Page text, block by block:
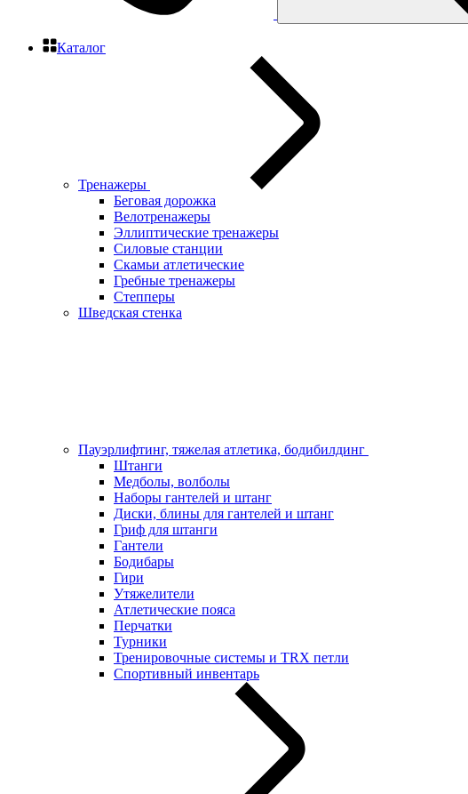
Каталог
Тренажеры
Беговая дорожка
Велотренажеры
Эллиптические тренажеры
Силовые станции
Скамьи атлетические
Гребные тренажеры
Степперы
Шведская стенка
Пауэрлифтинг, тяжелая атлетика, бодибилдинг
Штанги
Медболы, волболы
Наборы гантелей и штанг
Диски, блины для гантелей и штанг
Гриф для штанги
Гантели
Бодибары
Гири
Утяжелители
Атлетические пояса
Перчатки
Турники
Тренировочные системы и TRX петли
Спортивный инвентарь